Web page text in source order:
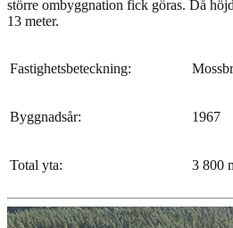
större ombyggnation fick göras. Då
13 meter.
Fastighetsbeteckning:
Byggnadsår: 1967
Total yta: 3 800